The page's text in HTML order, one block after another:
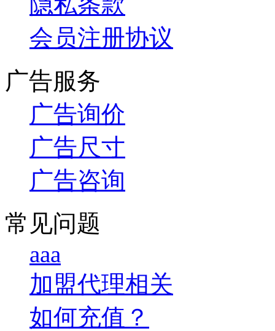
会员注册协议
广告服务
广告询价
广告尺寸
广告咨询
常见问题
aaa
加盟代理相关
如何充值？